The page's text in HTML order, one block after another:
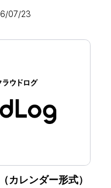
07/23
カレンダー形式）